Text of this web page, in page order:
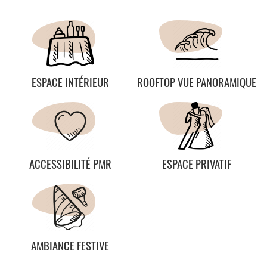
ESPACE INTÉRIEUR ROOFTOP VUE PANORAMIQUE
ACCESSIBILITÉ PMR ESPACE PRIVATIF
AMBIANCE FESTIVE